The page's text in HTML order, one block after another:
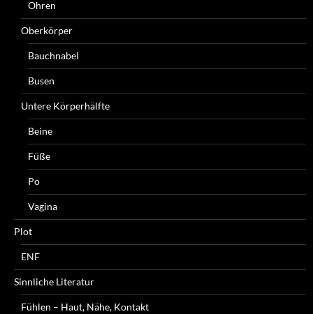
Ohren
Oberkörper
Bauchnabel
Busen
Untere Körperhälfte
Beine
Füße
Po
Vagina
Plot
ENF
Sinnliche Literatur
Fühlen – Haut, Nähe, Kontakt